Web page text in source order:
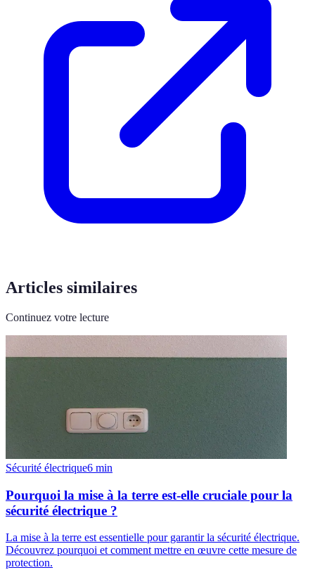
Articles similaires
Continuez votre lecture
Sécurité électrique6 min
Pourquoi la mise à la terre est-elle cruciale pour la
sécurité électrique ?
La mise à la terre est essentielle pour garantir la sécurité électrique.
Découvrez pourquoi et comment mettre en œuvre cette mesure de
protection.